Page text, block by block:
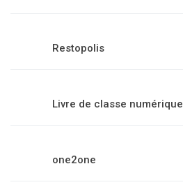
Restopolis
Livre de classe numérique
one2one